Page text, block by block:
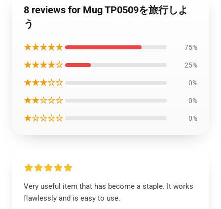
8 reviews for Mug TP0509を旅行しよ
う
★★★★★ 75%
★★★★☆ 25%
★★★☆☆ 0%
★★☆☆☆ 0%
★☆☆☆☆ 0%
Very useful item that has become a staple. It works
flawlessly and is easy to use.